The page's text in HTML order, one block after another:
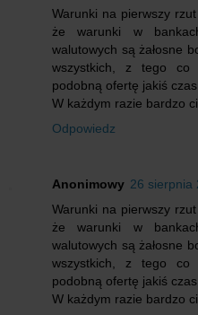
Warunki na pierwszy
że warunki w
walutowych są żałosne
wszystkich, z tego co
podobną ofertę jakiś
W każdym razie bardzo
Odpowiedz
Anonimowy 26 sierpnia
Warunki na pierwszy
że warunki w
walutowych są żałosne
wszystkich, z tego co
podobną ofertę jakiś
W każdym razie bardzo